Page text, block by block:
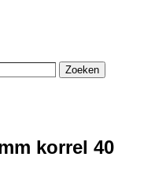
Zoeken
korrel 40